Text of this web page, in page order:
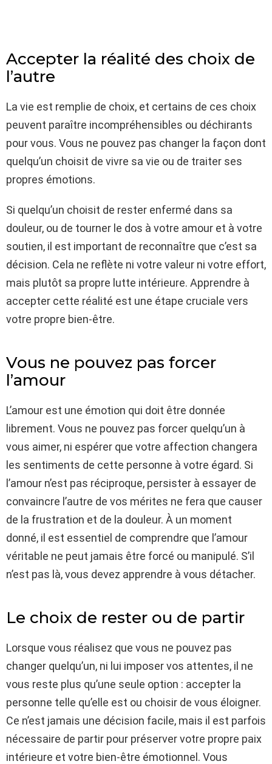
Accepter la réalité des choix de
l’autre
La vie est remplie de choix, et certains de ces choix
peuvent paraître incompréhensibles ou déchirants
pour vous. Vous ne pouvez pas changer la façon dont
quelqu’un choisit de vivre sa vie ou de traiter ses
propres émotions.
Si quelqu’un choisit de rester enfermé dans sa
douleur, ou de tourner le dos à votre amour et à votre
soutien, il est important de reconnaître que c’est sa
décision. Cela ne reflète ni votre valeur ni votre effort,
mais plutôt sa propre lutte intérieure. Apprendre à
accepter cette réalité est une étape cruciale vers
votre propre bien-être.
Vous ne pouvez pas forcer
l’amour
L’amour est une émotion qui doit être donnée
librement. Vous ne pouvez pas forcer quelqu’un à
vous aimer, ni espérer que votre affection changera
les sentiments de cette personne à votre égard. Si
l’amour n’est pas réciproque, persister à essayer de
convaincre l’autre de vos mérites ne fera que causer
de la frustration et de la douleur. À un moment
donné, il est essentiel de comprendre que l’amour
véritable ne peut jamais être forcé ou manipulé. S’il
n’est pas là, vous devez apprendre à vous détacher.
Le choix de rester ou de partir
Lorsque vous réalisez que vous ne pouvez pas
changer quelqu’un, ni lui imposer vos attentes, il ne
vous reste plus qu’une seule option : accepter la
personne telle qu’elle est ou choisir de vous éloigner.
Ce n’est jamais une décision facile, mais il est parfois
nécessaire de partir pour préserver votre propre paix
intérieure et votre bien-être émotionnel. Vous